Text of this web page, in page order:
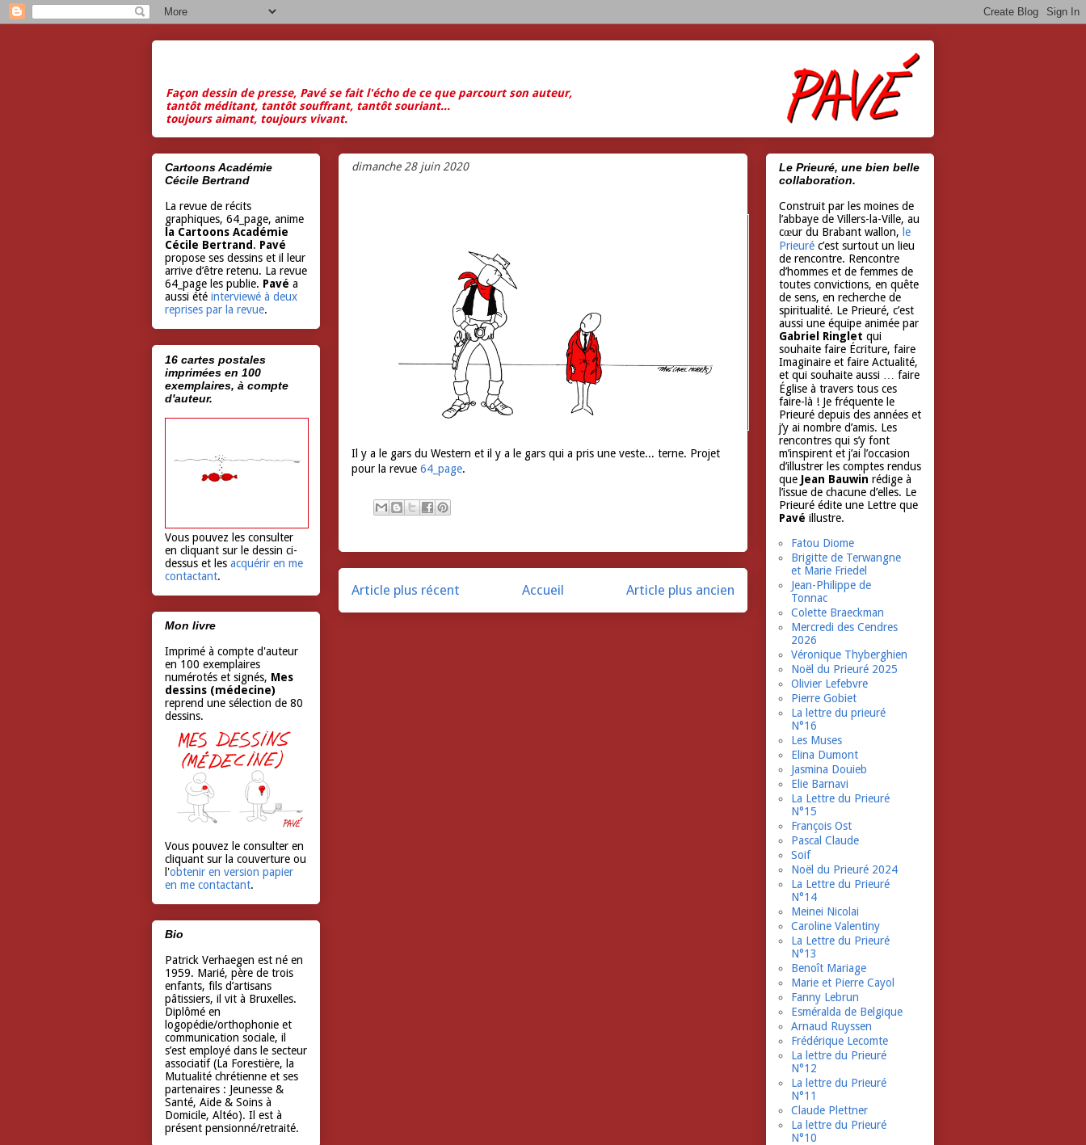
Façon dessin de presse, Pavé se fait l'écho de ce que parcourt son auteur,
tantôt méditant, tantôt souffrant, tantôt souriant...
toujours aimant, toujours vivant.
dimanche 28 juin 2020
Il y a le gars du Western et il y a le gars qui a pris une veste... terne. Projet
pour la revue 64_page.
Article plus récent Article plus ancien
Accueil
Cartoons Académie
Cécile Bertrand
La revue de récits
graphiques, 64_page, anime
la Cartoons Académie
Cécile Bertrand. Pavé
propose ses dessins et il leur
arrive d’être retenu. La revue
64_page les publie. Pavé a
aussi été interviewé à deux
reprises par la revue.
16 cartes postales
imprimées en 100
exemplaires, à compte
d'auteur.
Vous pouvez les consulter
en cliquant sur le dessin ci-
dessus et les acquérir en me
contactant.
Mon livre
Imprimé à compte d'auteur
en 100 exemplaires
numérotés et signés, Mes
dessins (médecine)
reprend une sélection de 80
dessins.
Vous pouvez le consulter en
cliquant sur la couverture ou
l'obtenir en version papier
en me contactant.
Bio
Patrick Verhaegen est né en
1959. Marié, père de trois
enfants, fils d’artisans
pâtissiers, il vit à Bruxelles.
Diplômé en
logopédie/orthophonie et
communication sociale, il
s’est employé dans le secteur
associatif (La Forestière, la
Mutualité chrétienne et ses
partenaires : Jeunesse &
Santé, Aide & Soins à
Domicile, Altéo). Il est à
présent pensionné/retraité.
Le Prieuré, une bien belle
collaboration.
Construit par les moines de
l’abbaye de Villers-la-Ville, au
cœur du Brabant wallon, le
Prieuré c’est surtout un lieu
de rencontre. Rencontre
d’hommes et de femmes de
toutes convictions, en quête
de sens, en recherche de
spiritualité. Le Prieuré, c’est
aussi une équipe animée par
Gabriel Ringlet qui
souhaite faire Écriture, faire
Imaginaire et faire Actualité,
et qui souhaite aussi … faire
Église à travers tous ces
faire-là ! Je fréquente le
Prieuré depuis des années et
j’y ai nombre d’amis. Les
rencontres qui s’y font
m’inspirent et j’ai l’occasion
d’illustrer les comptes rendus
que Jean Bauwin rédige à
l’issue de chacune d’elles. Le
Prieuré édite une Lettre que
Pavé illustre.
Fatou Diome
Brigitte de Terwangne
et Marie Friedel
Jean-Philippe de
Tonnac
Colette Braeckman
Mercredi des Cendres
2026
Véronique Thyberghien
Noël du Prieuré 2025
Olivier Lefebvre
Pierre Gobiet
La lettre du prieuré
N°16
Les Muses
Elina Dumont
Jasmina Douieb
Elie Barnavi
La Lettre du Prieuré
N°15
François Ost
Pascal Claude
Soif
Noël du Prieuré 2024
La Lettre du Prieuré
N°14
Meinei Nicolai
Caroline Valentiny
La Lettre du Prieuré
N°13
Benoît Mariage
Marie et Pierre Cayol
Fanny Lebrun
Esméralda de Belgique
Arnaud Ruyssen
Frédérique Lecomte
La lettre du Prieuré
N°12
La lettre du Prieuré
N°11
Claude Plettner
La lettre du Prieuré
N°10